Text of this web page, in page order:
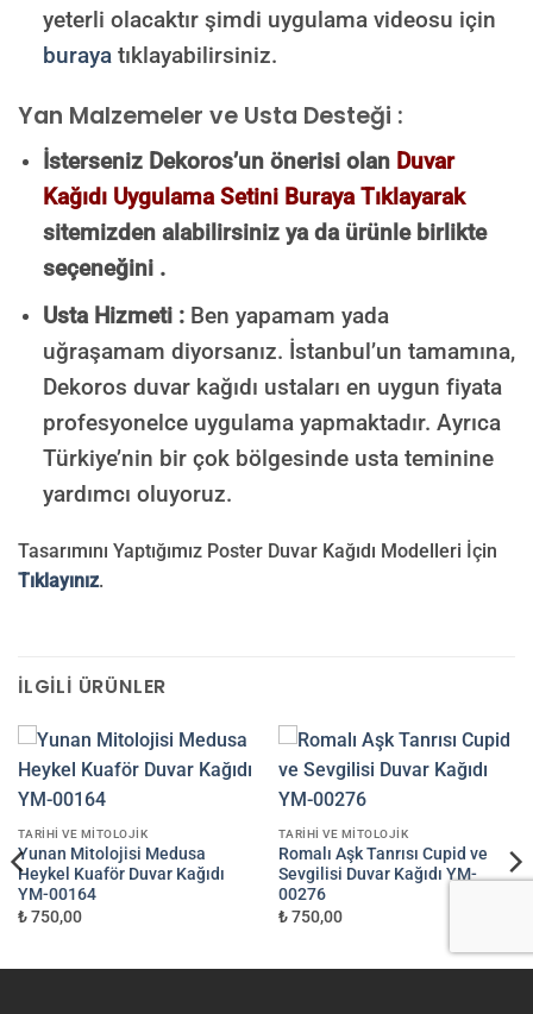
yeterli olacaktır şimdi uygulama videosu için
burayatıklayabilirsiniz.
Yan Malzemeler ve Usta Desteği :
İsterseniz Dekoros’un önerisi olan Duvar
Kağıdı Uygulama Setini Buraya Tıklayarak
sitemizden alabilirsiniz ya da ürünle birlikte
seçeneğini .
Usta Hizmeti :Ben yapamam yada
uğraşamam diyorsanız. İstanbul’un tamamına,
Dekoros duvar kağıdı ustaları en uygun fiyata
profesyonelce uygulama yapmaktadır. Ayrıca
Türkiye’nin bir çok bölgesinde usta teminine
yardımcı oluyoruz.
Tasarımını Yaptığımız Poster Duvar Kağıdı Modelleri İçin
Tıklayınız.
İLGILI ÜRÜNLER
TARIHI VE MITOLOJIK
Yunan Mitolojisi Medusa
Heykel Kuaför Duvar Kağıdı
YM-00164
₺ 750,00
TARIHI VE MITOLOJIK
Romalı Aşk Tanrısı Cupid ve
Sevgilisi Duvar Kağıdı YM-
00276
₺ 750,00